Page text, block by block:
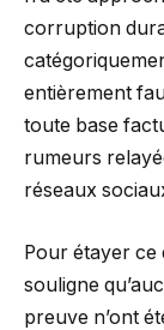
corruption
entièrement
toute base
rumeurs
réseaux
Pour étayer ce
souligne
preuve n’ont